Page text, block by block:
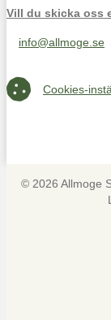
Vill du skicka oss
Maila oss på
info@allmoge.se
Cookies-inställningar
Cookies-
© 2026 Allmoge